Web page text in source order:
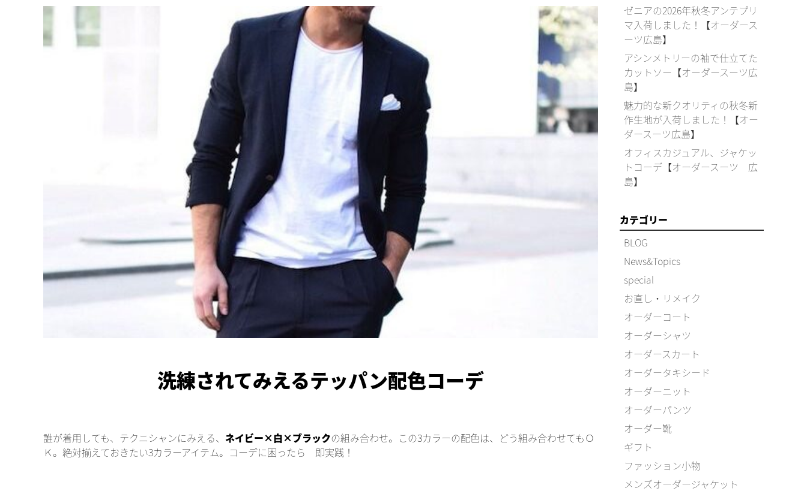
洗練されてみえるテッパン配色コーデ
誰が着用しても、テクニシャンにみえる、 ネイビー×白×ブラックの組み合わせ。この3カラーの配色は、どう組み合わせてもＯ
Ｋ。絶対揃えておきたい3カラーアイテム。コーデに困ったら 即実践！
ゼニアの2026年秋冬アンテプリ
マ入荷しました！【オーダース
ーツ広島】
アシンメトリーの袖で仕立てた
カットソー【オーダースーツ広
島】
魅力的な新クオリティの秋冬新
作生地が入荷しました！【オー
ダースーツ広島】
オフィスカジュアル、ジャケッ
トコーデ【オーダースーツ 広
島】
カテゴリー
BLOG
News&Topics
special
お直し・リメイク
オーダーコート
オーダーシャツ
オーダースカート
オーダータキシード
オーダーニット
オーダーパンツ
オーダー靴
ギフト
ファッション小物
メンズオーダージャケット